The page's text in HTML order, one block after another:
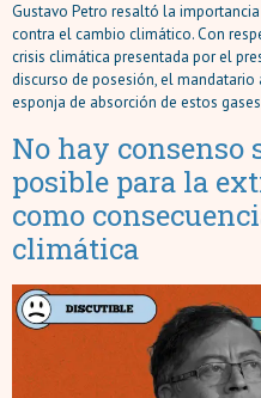
Gustavo Petro resaltó la
contra el cambio climático. Con
crisis climática presentada por el
discurso de posesión, el mandatario
esponja de absorción de estos
No hay consenso
posible para la
como
climática